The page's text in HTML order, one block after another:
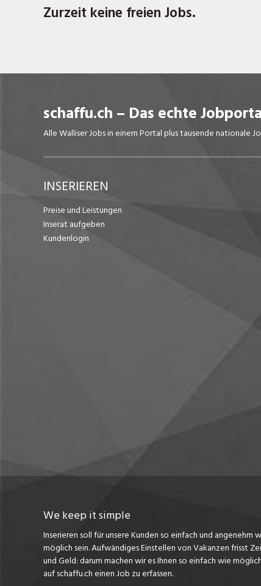
Zurzeit keine freien Jobs.
schaffu.ch – Das echte
Alle Walliser Jobs in einem Portal plus tausende nationale
INSERIEREN
Preise und Leistungen
Inserat aufgeben
Kundenlogin
We keep it simple
Inserieren soll für unsere Kunden so einfach und angenehm
möglich sein. Aufwändiges Einstellen von Vakanzen frisst
und Geld: darum machen wir es Ihnen so einfach wie
auf schaffu.ch einen Job zu erfassen.